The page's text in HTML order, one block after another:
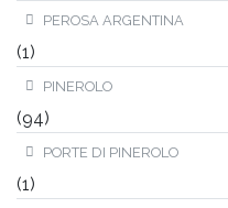
PEROSA ARGENTINA
(1)
PINEROLO
(94)
PORTE DI PINEROLO
(1)